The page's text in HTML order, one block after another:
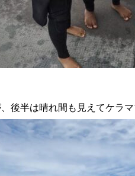
後半は晴れ間も見えてケラ